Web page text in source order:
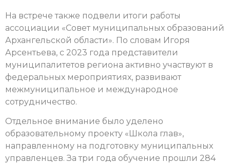
На встрече также подвели итоги работы
ассоциации «Совет муниципальных образований
Архангельской области». По словам Игоря
Арсентьева, с 2023 года представители
муниципалитетов региона активно участвуют в
федеральных мероприятиях, развивают
межмуниципальное и международное
сотрудничество.
Отдельное внимание было уделено
образовательному проекту «Школа глав»,
направленному на подготовку муниципальных
управленцев. За три года обучение прошли 284